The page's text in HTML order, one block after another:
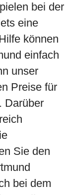
bei der
eine
können
einfach
unser
Preise für
Darüber
Sie den
bei dem